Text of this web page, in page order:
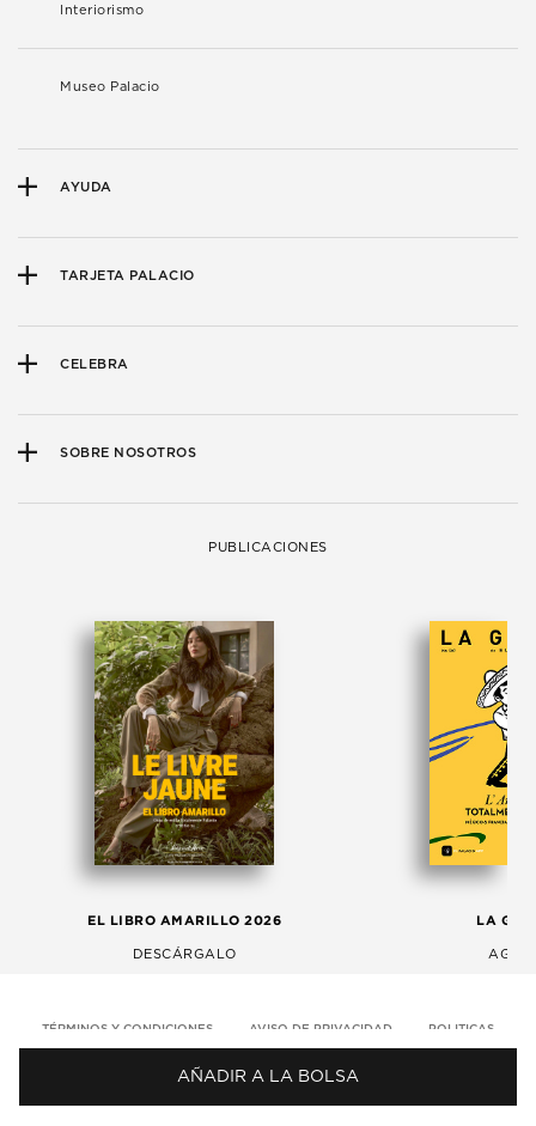
AÑADIR A LA BOLSA
Interiorismo
Museo Palacio
AYUDA
TARJETA PALACIO
CELEBRA
SOBRE NOSOTROS
PUBLICACIONES
EL LIBRO AMARILLO 2026
DESCÁRGALO
LA
TÉRMINOS Y CONDICIONES AVISO DE PRIVACIDAD POLITICAS